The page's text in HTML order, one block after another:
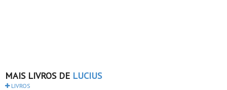
MAIS LIVROS DE LUCIUS
LIVROS